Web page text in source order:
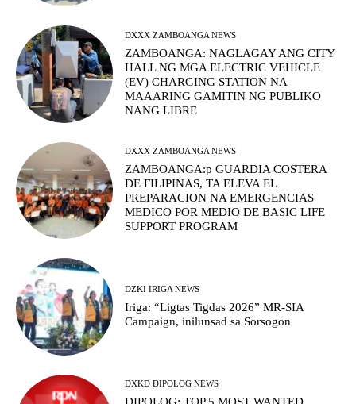
DXXX ZAMBOANGA NEWS
ZAMBOANGA: NAGLAGAY ANG CITY
HALL NG MGA ELECTRIC VEHICLE
(EV) CHARGING STATION NA
MAAARING GAMITIN NG PUBLIKO
NANG LIBRE
DXXX ZAMBOANGA NEWS
ZAMBOANGA:p GUARDIA COSTERA
DE FILIPINAS, TA ELEVA EL
PREPARACION NA EMERGENCIAS
MEDICO POR MEDIO DE BASIC LIFE
SUPPORT PROGRAM
DZKI IRIGA NEWS
Iriga: “Ligtas Tigdas 2026” MR-SIA
Campaign, inilunsad sa Sorsogon
DXKD DIPOLOG NEWS